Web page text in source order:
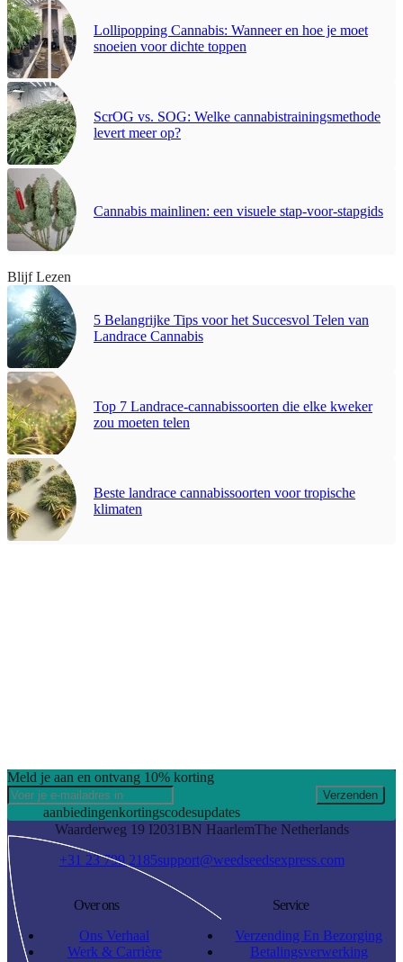
Lollipopping Cannabis: Wanneer en hoe je moet
snoeien voor dichte toppen
ScrOG vs. SOG: Welke cannabistrainingsmethode
levert meer op?
Cannabis mainlinen: een visuele stap-voor-stapgids
Blijf Lezen
5 Belangrijke Tips voor het Succesvol Telen van
Landrace Cannabis
Top 7 Landrace-cannabissoorten die elke kweker
zou moeten telen
Beste landrace cannabissoorten voor tropische
klimaten
Meld je aan en ontvang 10% korting
Verzenden
aanbiedingenkortingscodesupdates
Waarderweg 19 I2031BN HaarlemThe Netherlands
+31 23 799 2185support@weedseedsexpress.com
Over ons
Ons Verhaal
Werk & Carrière
Service
Verzending En Bezorging
Betalingsverwerking